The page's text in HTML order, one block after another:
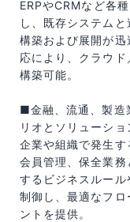
ERPやCRMなど各
し、既存システム
構築および展開が
応により、クラウ
構築可能。
■金融、流通、製造
リオとソリューショ
企業や組織で発生す
会員管理、保全業
するビジネスルー
制御し、最適なフ
ントを提供。